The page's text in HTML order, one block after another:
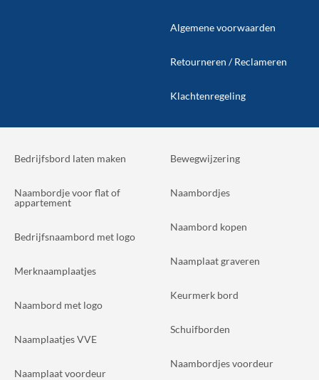
Algemene voorwaarden
Retourneren / Reclameren
Klachtenregeling
Bedrijfsbord laten maken
Naambordje voor flat of
appartement
Bedrijfsnaambord met logo
Merknaamplaatjes
Naambord met logo
Naamplaatjes VVE
Naamplaat voordeur
Bewegwijzering
Naambordjes
Naambord kopen
Naamplaat graveren
Keurmerk bord
Schuifborden
Naambordjes voordeur